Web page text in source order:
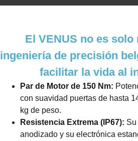
El VENUS no es solo
ingeniería de precisión
facilitar la vida al
Par de Motor de 150 Nm:
con suavidad puertas de hasta
kg de peso.
Resistencia Extrema (IP67):
anodizado y su electrónica